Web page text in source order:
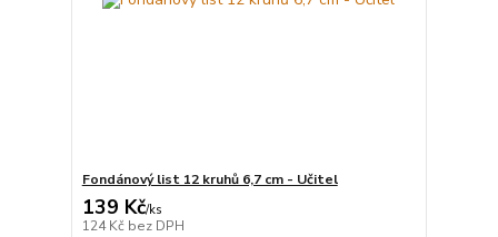
Fondánový list 12 kruhů 6,7 cm - Učitel
139 Kč/ks
124 Kč bez DPH